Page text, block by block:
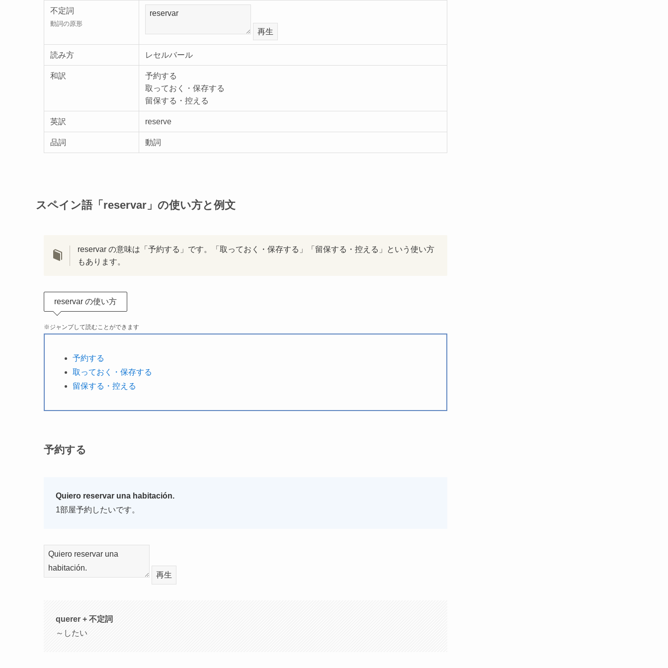
不定詞
動詞の原形
再生
読み方 レセルバール
和訳
予約する
取っておく・保存する
留保する・控える
英訳 reserve
品詞 動詞
スペイン語「reservar」の使い方と例文
reservar の意味は「予約する」です。「取っておく・保存する」「留保する・控える」という使い方
もあります。
reservar の使い方
※ジャンプして読むことができます
予約する
取っておく・保存する
留保する・控える
予約する
Quiero reservar una habitación.
1部屋予約したいです。
再生
querer + 不定詞
～したい